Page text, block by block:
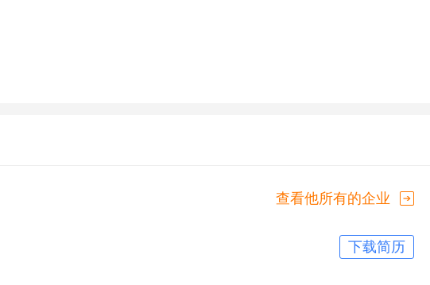
查看他所有的企业
下载简历